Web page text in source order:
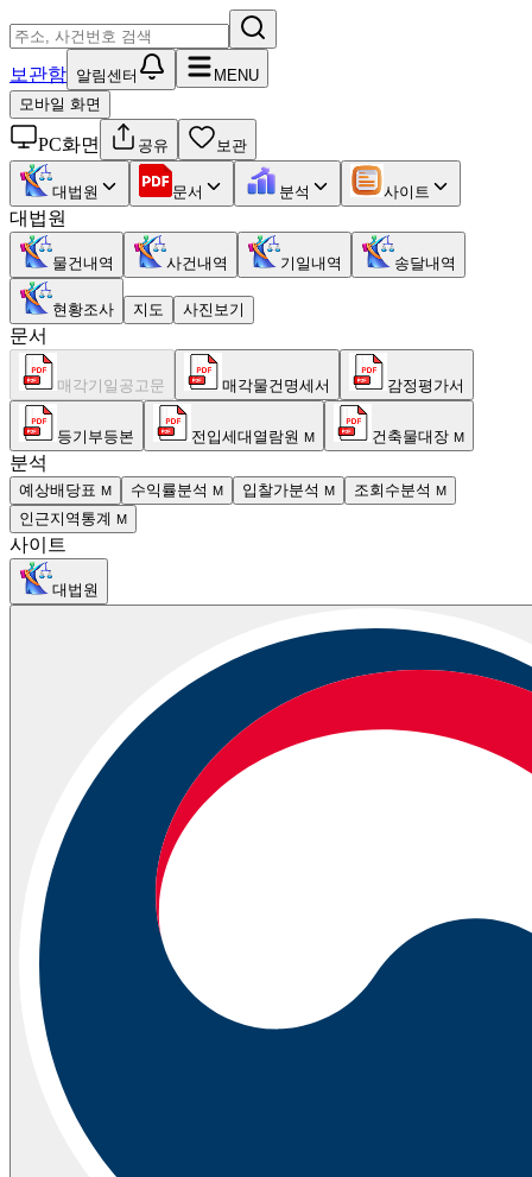
보관함 알림센터
MENU
모바일 화면
PC화면 공유 보관
대법원 문서 분석 사이트
대법원
물건내역 사건내역 기일내역 송달내역
현황조사 지도 사진보기
문서
매각기일공고문 매각물건명세서 감정평가서
등기부등본 전입세대열람원 M 건축물대장 M
분석
예상배당표 M 수익률분석 M 입찰가분석 M 조회수분석 M
인근지역통계 M
사이트
대법원